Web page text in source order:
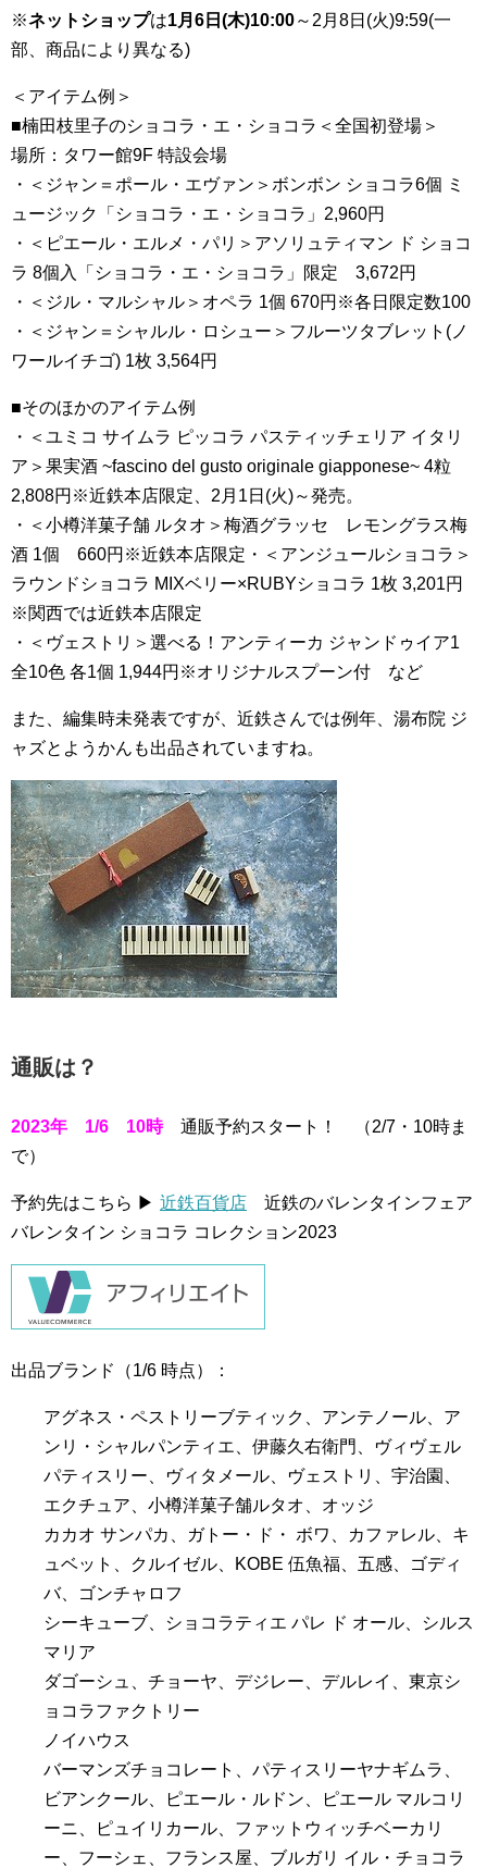
※ネットショップは1月6日(木)10:00～2月8日(火)9:59(一
部、商品により異なる)
＜アイテム例＞
■楠田枝里子のショコラ・エ・ショコラ＜全国初登場＞
場所：タワー館9F 特設会場
・＜ジャン＝ポール・エヴァン＞ボンボン ショコラ6個 ミ
ュージック「ショコラ・エ・ショコラ」2,960円
・＜ピエール・エルメ・パリ＞アソリュティマン ド ショコ
ラ 8個入「ショコラ・エ・ショコラ」限定 3,672円
・＜ジル・マルシャル＞オペラ 1個 670円※各日限定数100
・＜ジャン＝シャルル・ロシュー＞フルーツタブレット(ノ
ワールイチゴ) 1枚 3,564円
■そのほかのアイテム例
・＜ユミコ サイムラ ピッコラ パスティッチェリア イタリ
ア＞果実酒 ~fascino del gusto originale giapponese~ 4粒
2,808円※近鉄本店限定、2月1日(火)～発売。
・＜小樽洋菓子舗 ルタオ＞梅酒グラッセ レモングラス梅
酒 1個 660円※近鉄本店限定・＜アンジュールショコラ＞
ラウンドショコラ MIXベリー×RUBYショコラ 1枚 3,201円
※関西では近鉄本店限定
・＜ヴェストリ＞選べる！アンティーカ ジャンドゥイア1
全10色 各1個 1,944円※オリジナルスプーン付 など
また、編集時未発表ですが、近鉄さんでは例年、湯布院 ジ
ャズとようかんも出品されていますね。
通販は？
2023年 1/6 10時通販予約スタート！ （2/7・10時ま
で）
予約先はこちら ▶ 近鉄百貨店 近鉄のバレンタインフェア
バレンタイン ショコラ コレクション2023
出品ブランド（1/6 時点）：
アグネス・ペストリーブティック、アンテノール、ア
ンリ・シャルパンティエ、伊藤久右衛門、ヴィヴェル
パティスリー、ヴィタメール、ヴェストリ、宇治園、
エクチュア、小樽洋菓子舗ルタオ、オッジ
カカオ サンパカ、ガトー・ド・ ボワ、カファレル、キ
ュベット、クルイゼル、KOBE 伍魚福、五感、ゴディ
バ、ゴンチャロフ
シーキューブ、ショコラティエ パレ ド オール、シルス
マリア
ダゴーシュ、チョーヤ、デジレー、デルレイ、東京シ
ョコラファクトリー
ノイハウス
バーマンズチョコレート、パティスリーヤナギムラ、
ビアンクール、ピエール・ルドン、ピエール マルコリ
ーニ、ピュイリカール、ファットウィッチベーカリ
ー、フーシェ、フランス屋、ブルガリ イル・チョコラ